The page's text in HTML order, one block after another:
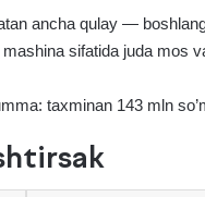
ancha qulay —
sifatida juda mos
taxminan 143 mln